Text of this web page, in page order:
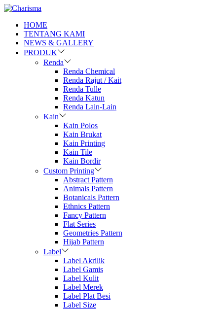
HOME
TENTANG KAMI
NEWS & GALLERY
PRODUK
Renda
Renda Chemical
Renda Rajut / Kait
Renda Tulle
Renda Katun
Renda Lain-Lain
Kain
Kain Polos
Kain Brukat
Kain Printing
Kain Tile
Kain Bordir
Custom Printing
Abstract Pattern
Animals Pattern
Botanicals Pattern
Ethnics Pattern
Fancy Pattern
Flat Series
Geometries Pattern
Hijab Pattern
Label
Label Akrilik
Label Gamis
Label Kulit
Label Merek
Label Plat Besi
Label Size